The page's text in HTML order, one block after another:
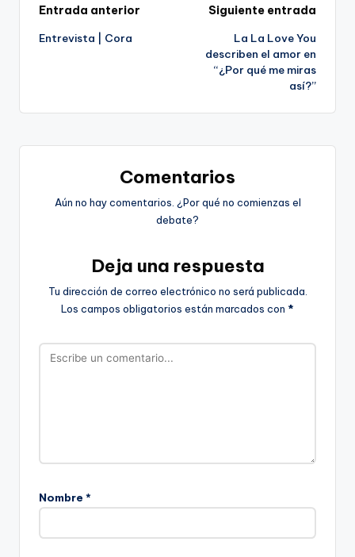
Navegación
de
Entrada anterior
Entrevista | Cora
Siguiente entrada
La La Love You
describen el amor en
“¿Por qué me miras
así?”
Comentarios
Aún no hay comentarios. ¿Por qué no comienzas el
debate?
Deja una respuesta
Tu dirección de correo electrónico no será publicada.
Los campos obligatorios están marcados con *
Nombre *